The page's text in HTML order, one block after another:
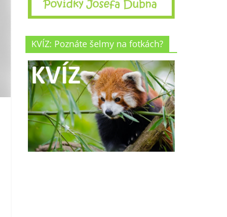
KVÍZ: Poznáte šelmy na fotkách?